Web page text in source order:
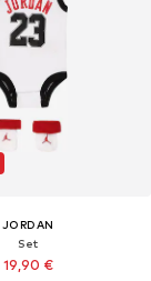
JORDAN
Set
19,90 €